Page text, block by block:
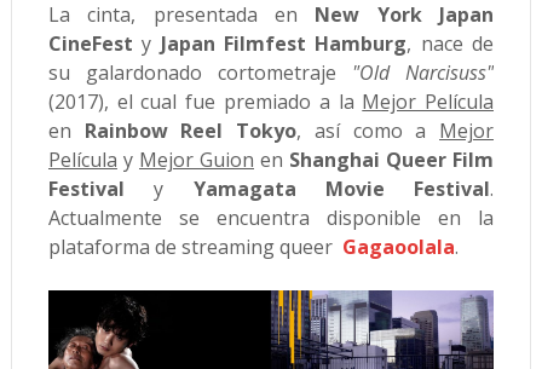
La cinta, presentada en New York Japan
CineFest y Japan Filmfest Hamburg, nace de
su galardonado cortometraje "Old Narcisuss"
(2017), el cual fue premiado a la Mejor Película
en Rainbow Reel Tokyo, así como a Mejor
Película y Mejor Guion en Shanghai Queer Film
Festival y Yamagata Movie Festival.
Actualmente se encuentra disponible en la
plataforma de streaming queer Gagaoolala.